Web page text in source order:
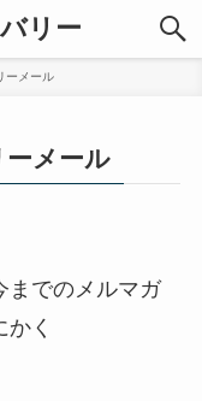
リー
ーメール
ーメール
までのメルマガ
く